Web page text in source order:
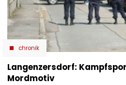
chronik
Langenzersdorf:
Mordmotiv